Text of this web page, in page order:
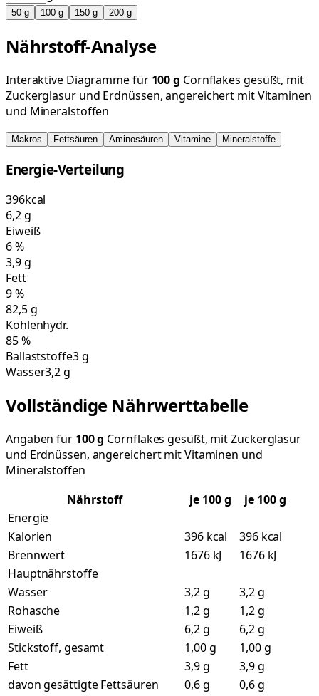
50 g 100 g 150 g 200 g
Nährstoff-Analyse
Interaktive Diagramme für 100g Cornflakes gesüßt, mit
Zuckerglasur und Erdnüssen, angereichert mit Vitaminen
und Mineralstoffen
Makros Fettsäuren Aminosäuren Vitamine Mineralstoffe
Energie-Verteilung
396kcal
6,2g
Eiweiß
6%
3,9g
Fett
9%
82,5g
Kohlenhydr.
85%
Ballaststoffe3 g
Wasser3,2 g
Vollständige Nährwerttabelle
Angaben für 100g Cornflakes gesüßt, mit Zuckerglasur
und Erdnüssen, angereichert mit Vitaminen und
Mineralstoffen
Nährstoff
je 100g
je 100 g
Energie
Kalorien
396 kcal
396 kcal
Brennwert
1676 kJ
1676 kJ
Hauptnährstoffe
Wasser
3,2 g
3,2 g
Rohasche
1,2 g
1,2 g
Eiweiß
6,2 g
6,2 g
Stickstoff, gesamt
1,00 g
1,00 g
Fett
3,9 g
3,9 g
davon gesättigte Fettsäuren
0,6 g
0,6 g